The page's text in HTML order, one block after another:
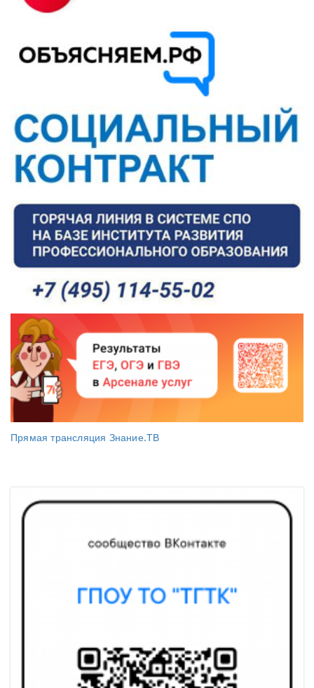
Прямая трансляция Знание.ТВ